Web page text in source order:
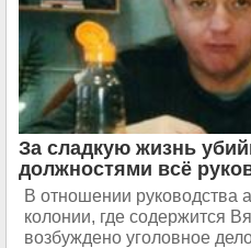
За сладкую жизнь
должностями всё
В отношении руководства
колонии, где содержится
возбуждено уголовное